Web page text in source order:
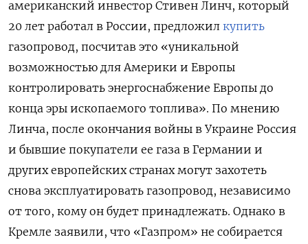
американский инвестор Стивен Линч, который
20 лет работал в России, предложил купить
газопровод, посчитав это «уникальной
возможностью для Америки и Европы
контролировать энергоснабжение Европы до
конца эры ископаемого топлива». По мнению
Линча, после окончания войны в Украине Россия
и бывшие покупатели ее газа в Германии и
других европейских странах могут захотеть
снова эксплуатировать газопровод, независимо
от того, кому он будет принадлежать. Однако в
Кремле заявили, что «Газпром» не собирается